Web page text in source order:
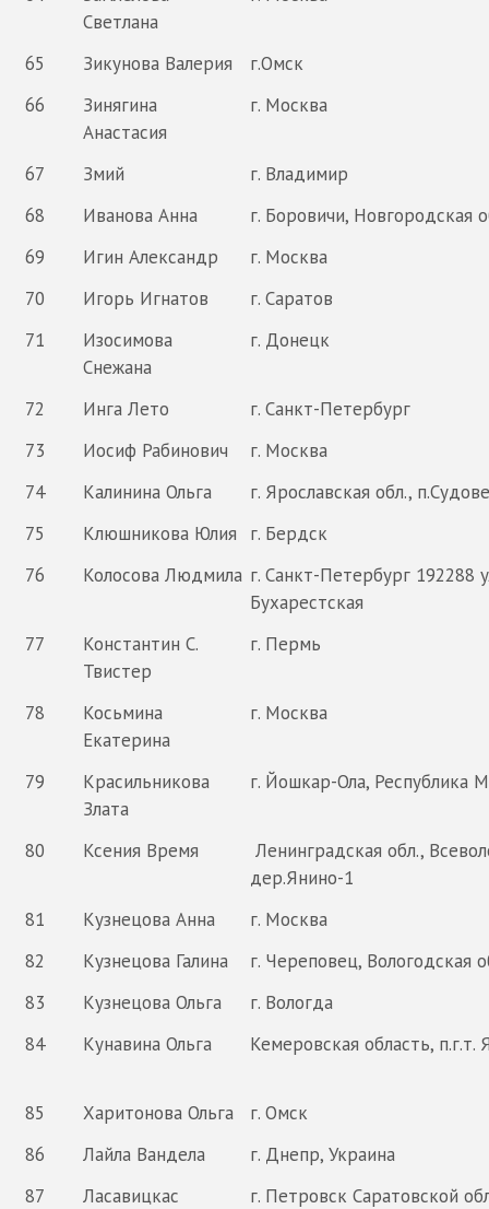
Светлана
65 Зикунова Валерия
г.Омск
66
Зинягина
Анастасия
г. Москва
67 Змий
г. Владимир
68
Иванова Анна
г. Боровичи, Новгородская
69
Игин Александр
г. Москва
70
Игорь Игнатов
г. Саратов
71
Изосимова
Снежана
г. Донецк
72 Инга Лето
г. Санкт-Петербург
73
Иосиф Рабинович
г. Москва
74
Калинина Ольга
г. Ярославская обл.,
75
Клюшникова Юлия
г. Бердск
76
Колосова Людмила г. Санкт-Петербург 192288
Бухарестская
77
Константин С.
Твистер
г. Пермь
78
Косьмина
Екатерина
г. Москва
79
Красильникова
Злата
г. Йошкар-Ола, Республика
80 Ксения Время
Ленинградская обл.,
дер.Янино-1
81
Кузнецова Анна
г. Москва
82
Кузнецова Галина
г. Череповец, Вологодская
83
Кузнецова Ольга
г. Вологда
84
Кунавина Ольга Кемеровская область, п.г.т.
85 Харитонова Ольга
г. Омск
86
Лайла Вандела
г. Днепр, Украина
87
Ласавицкас
г. Петровск Саратовской